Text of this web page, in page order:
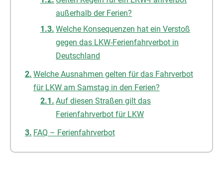
außerhalb der Ferien?
Welche Konsequenzen hat ein Verstoß
gegen das LKW-Ferienfahrverbot in
Deutschland
Welche Ausnahmen gelten für das Fahrverbot
für LKW am Samstag in den Ferien?
Auf diesen Straßen gilt das
Ferienfahrverbot für LKW
FAQ – Ferienfahrverbot